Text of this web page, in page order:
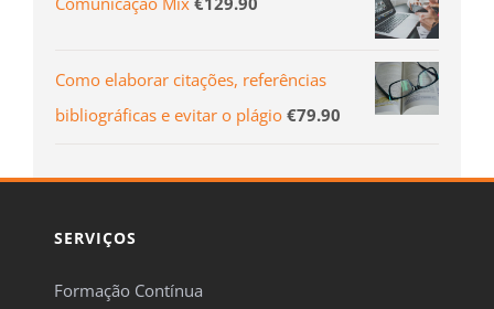
Como elaborar citações, referências
bibliográficas e evitar o plágio €79.90
SERVIÇOS
Formação Contínua